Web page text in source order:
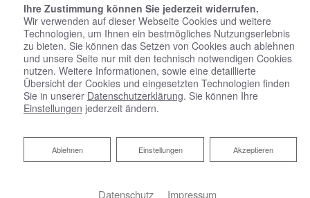
Ihre Zustimmung können Sie jederzeit widerrufen.
Wir verwenden auf dieser Webseite Cookies und weitere
Technologien, um Ihnen ein bestmögliches Nutzungserlebnis
zu bieten. Sie können das Setzen von Cookies auch ablehnen
und unsere Seite nur mit den technisch notwendigen Cookies
nutzen. Weitere Informationen, sowie eine detaillierte
Übersicht der Cookies und eingesetzten Technologien finden
Sie in unserer Datenschutzerklärung. Sie können Ihre
Einstellungen jederzeit ändern.
Akzeptieren
Einstellungen
Ablehnen
Ablehnen
Datenschutz Impressum